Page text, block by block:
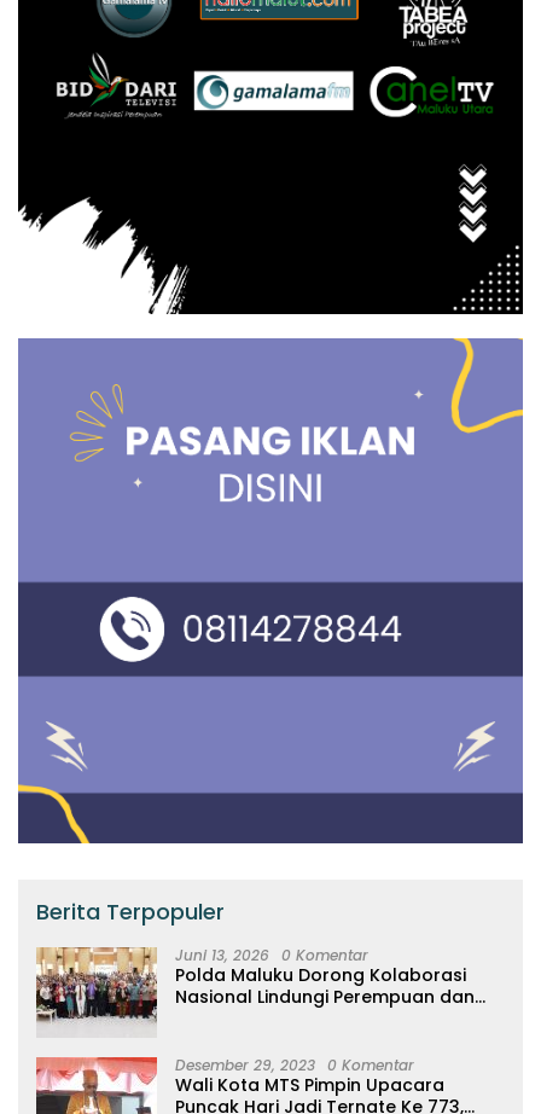
Berita Terpopuler
Juni 13, 2026 0 Komentar
Polda Maluku Dorong Kolaborasi
Nasional Lindungi Perempuan dan
Desember 29, 2023 0 Komentar
Wali Kota MTS Pimpin Upacara
Puncak Hari Jadi Ternate Ke 773,